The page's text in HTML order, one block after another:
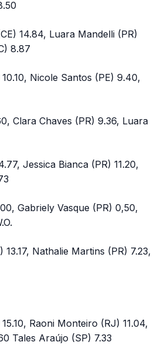
14.84, Luara Mandelli (PR)
8.87
Nicole Santos (PE) 9.40,
Clara Chaves (PR) 9.36, Luara
Jessica Bianca (PR) 11.20,
Gabriely Vasque (PR) 0,50,
Nathalie Martins (PR) 7.23,
Raoni Monteiro (RJ) 11.04,
Tales Araújo (SP) 7.33